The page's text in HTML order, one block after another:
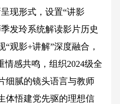
现形式，设置“讲影
发玲系统解读影片历史
观影+讲解”深度融合，
情感共鸣，组织2024级全
细腻的镜头语言与教师
体悟建党先驱的理想信